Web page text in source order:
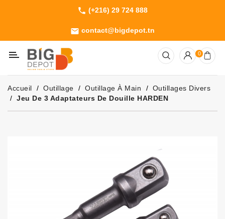
phone (+216) 29 724 888
email contact@bigdepot.tn
Machines
Outillage
Jardinage
Consommables
0
Accueil Outillage Outillage À Main
Outillages Divers
Jeu De 3 Adaptateurs De Douille HARDEN